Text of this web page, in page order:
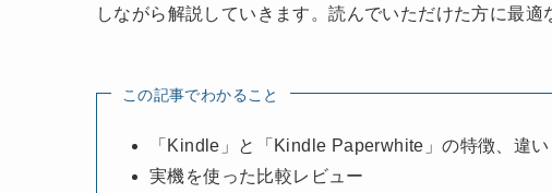
しながら解説していきます。読んでいただけた方に最適
この記事でわかること
「Kindle」と「Kindle Paperwhite」の特徴、違い
実機を使った比較レビュー